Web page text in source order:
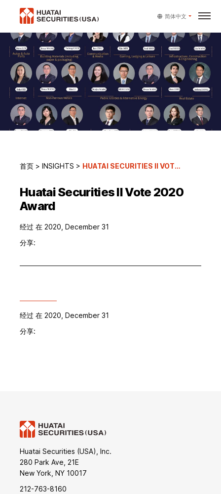
简体中文
首页 > INSIGHTS > HUATAI SECURITIES II VOTE 2020 AWARD
Huatai Securities II Vote 2020
Award
经过 在 2020, December 31
分享:
经过 在 2020, December 31
分享:
Huatai Securities (USA), Inc.
280 Park Ave, 21E
New York, NY 10017
212-763-8160